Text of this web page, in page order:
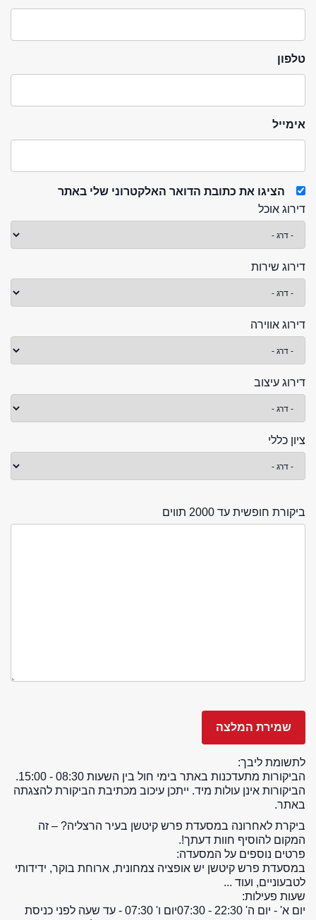
טלפון
אימייל
הציגו את כתובת הדואר האלקטרוני שלי באתר
דירוג אוכל
דירוג שירות
דירוג אווירה
דירוג עיצוב
ציון כללי
ביקורת חופשית עד 2000 תווים
לתשומת ליבך:
הביקורות מתעדכנות באתר בימי חול בין השעות 08:30 - 15:00.
הביקורות אינן עולות מיד. ייתכן עיכוב מכתיבת הביקורת להצגתה
באתר.
ביקרת לאחרונה במסעדת פרש קיטשן בעיר הרצליה? – זה
המקום להוסיף חוות דעתך!.
פרטים נוספים על המסעדה:
במסעדת פרש קיטשן יש אופציה צמחונית, ארוחת בוקר, ידידותי
לטבעוניים, ועוד ...
שעות פעילות:
יום א' - יום ה' 22:30 - 07:30
יום ו' 07:30 - עד שעה לפני כניסת